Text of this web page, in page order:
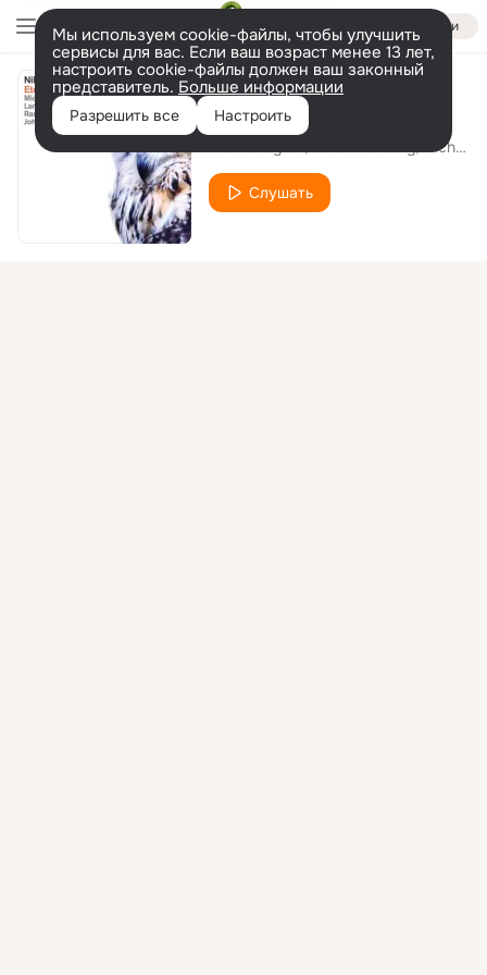
Войти
Мы используем cookie-файлы, чтобы улучшить
сервисы для вас. Если ваш возраст менее 13 лет,
настроить cookie-файлы должен ваш законный
представитель. Больше информации
Разрешить все Настроить
Love of My Life
Michael Wollny
Слушать